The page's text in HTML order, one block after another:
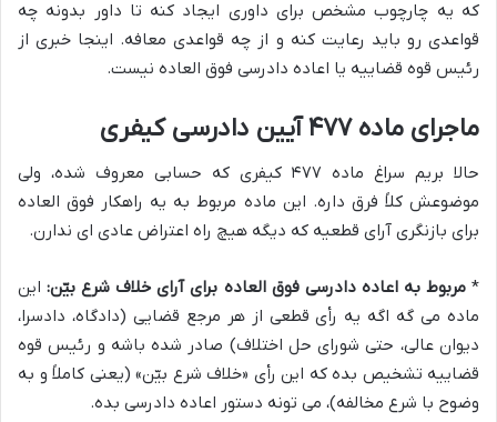
که یه چارچوب مشخص برای داوری ایجاد کنه تا داور بدونه چه
قواعدی رو باید رعایت کنه و از چه قواعدی معافه. اینجا خبری از
رئیس قوه قضاییه یا اعاده دادرسی فوق العاده نیست.
ماجرای ماده ۴۷۷ آیین دادرسی کیفری
حالا بریم سراغ ماده ۴۷۷ کیفری که حسابی معروف شده، ولی
موضوعش کلاً فرق داره. این ماده مربوط به یه راهکار فوق العاده
برای بازنگری آرای قطعیه که دیگه هیچ راه اعتراض عادی ای ندارن.
*مربوط به اعاده دادرسی فوق العاده برای آرای خلاف شرع بیّن:این
ماده می گه اگه یه رأی قطعی از هر مرجع قضایی (دادگاه، دادسرا،
دیوان عالی، حتی شورای حل اختلاف) صادر شده باشه و رئیس قوه
قضاییه تشخیص بده که این رأی «خلاف شرع بیّن» (یعنی کاملاً و به
وضوح با شرع مخالفه)، می تونه دستور اعاده دادرسی بده.